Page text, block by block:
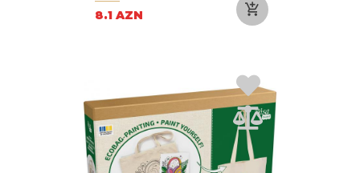
8.1 AZN